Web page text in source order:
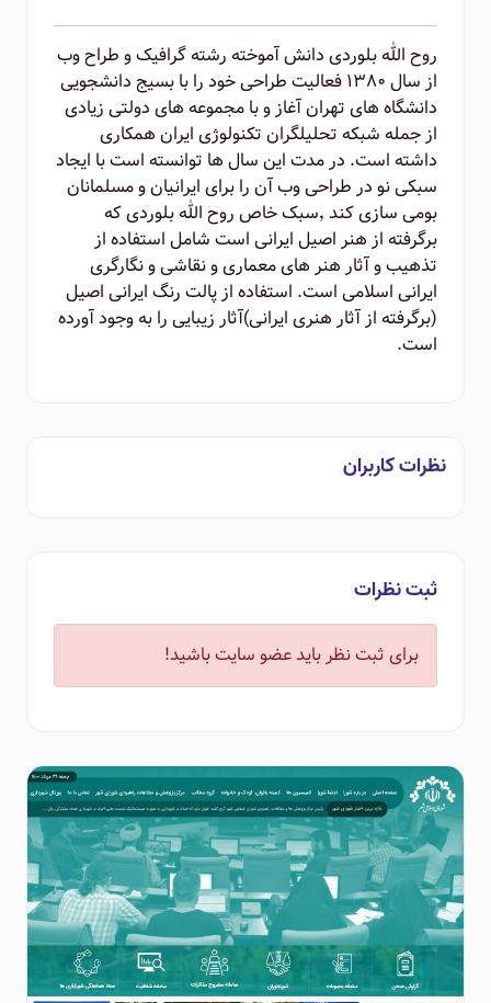
روح الله بلوردی دانش آموخته رشته گرافیک و طراح وب
از سال ۱۳۸۰ فعالیت طراحی خود را با بسیج دانشجویی
دانشگاه های تهران آغاز و با مجموعه های دولتی زیادی
از جمله شبکه تحلیلگران تکنولوژی ایران همکاری
داشته است. در مدت این سال ها توانسته است با ایجاد
سبکی نو در طراحی وب آن را برای ایرانیان و مسلمانان
بومی سازی کند ٬‌سبک خاص روح الله بلوردی که
برگرفته از هنر اصیل ایرانی است شامل استفاده از
تذهیب و آثار هنر های معماری و نقاشی و نگارگری
ایرانی اسلامی است. استفاده از پالت رنگ ایرانی اصیل
(برگرفته از آثار هنری ایرانی)‌آثار زیبایی را به وجود آورده
است.
نظرات کاربران
ثبت نظرات
برای ثبت نظر باید عضو سایت باشید!